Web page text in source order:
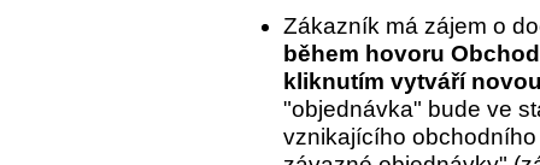
Zákazník má zájem o
během hovoru
kliknutím vytváří
"objednávka" bude ve
vznikajícího